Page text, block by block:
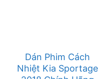
Dán Phim Cách
Nhiệt Kia Sportage